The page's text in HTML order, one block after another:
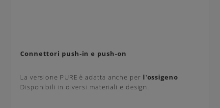
Connettori push-in e push-on
La versione PURE è adatta anche per l'ossigeno.
Disponibili in diversi materiali e design.